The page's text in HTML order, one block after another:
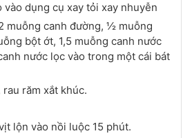
vào dụng cụ xay tỏi xay nhuyễn
muỗng canh đường, ½ muỗng
bột ớt, 1,5 muỗng canh nước
nước lọc vào trong một cái bát
rau răm xắt khúc.
lộn vào nồi luộc 15 phút.